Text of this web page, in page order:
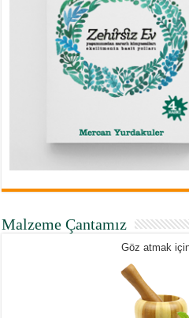
Malzeme Çantamız
Göz atmak